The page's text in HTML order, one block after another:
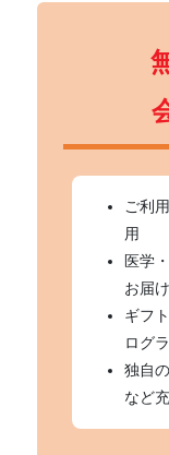
ご利
用
医学
お届け
ギフ
ログ
独自
など